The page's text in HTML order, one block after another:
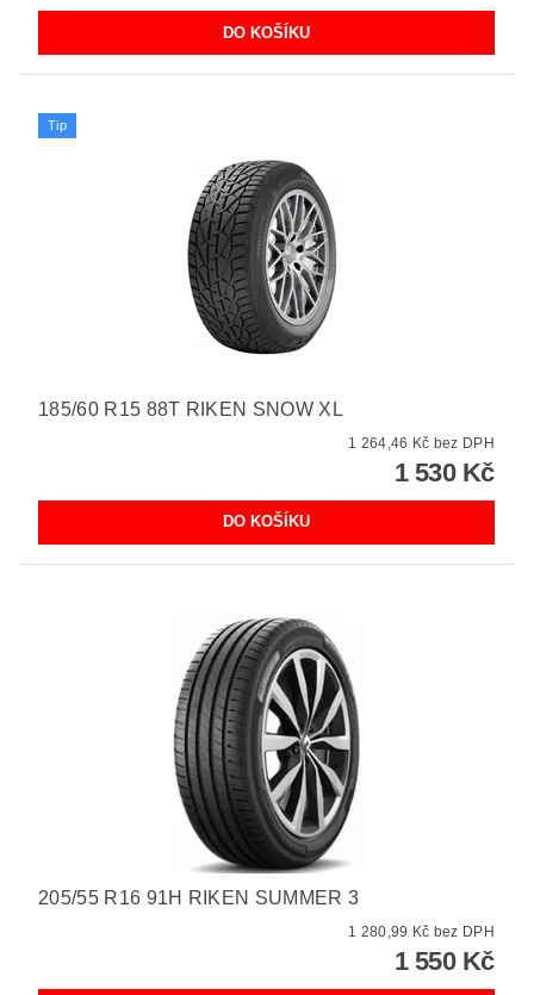
Tip
185/60 R15 88T RIKEN SNOW XL
1 264,46 Kč bez DPH
1 530 Kč
205/55 R16 91H RIKEN SUMMER 3
1 280,99 Kč bez DPH
1 550 Kč